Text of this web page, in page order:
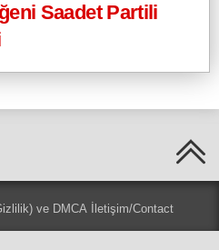
Saadet Partili
ve DMCA İletişim/Contact